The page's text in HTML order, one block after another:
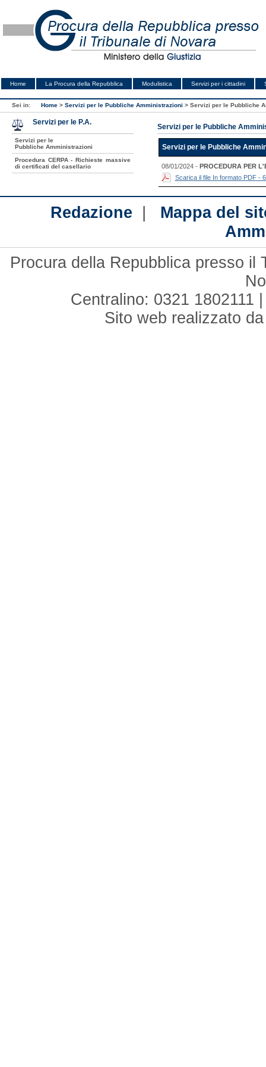
Home La Procura della Repubblica Modulistica Servizi per i cittadini
Sei in: Home > Servizi per le Pubbliche Amministrazioni > Servizi per le Pubbliche
Servizi per le Pubbliche
Servizi per le Pubbliche
08/01/2024 - PROCEDURA PER
Scarica il file In formato PDF -
Servizi per le P.A.
Servizi per le
Pubbliche Amministrazioni
Procedura CERPA - Richieste massive
di certificati del casellario
Redazione | Mappa del
Procura della Repubblica presso il
Centralino: 0321 1802111
Sito web realizzato